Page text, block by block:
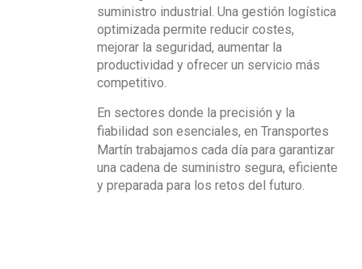
suministro industrial. Una gestión logística
optimizada permite reducir costes,
mejorar la seguridad, aumentar la
productividad y ofrecer un servicio más
competitivo.
En sectores donde la precisión y la
fiabilidad son esenciales, en Transportes
Martín trabajamos cada día para garantizar
una cadena de suministro segura, eficiente
y preparada para los retos del futuro.